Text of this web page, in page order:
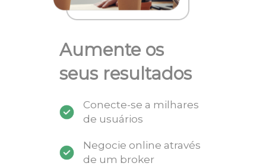
Aumente os
seus resultados
Conecte-se a milhares
de usuários
Negocie online através
de um broker